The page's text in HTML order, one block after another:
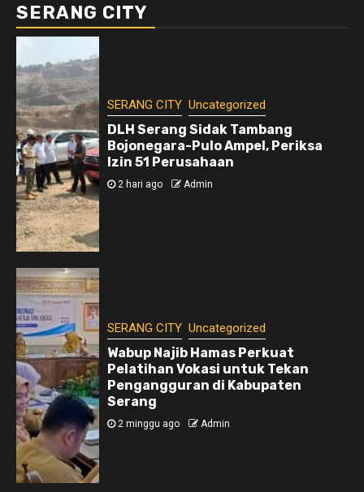
SERANG CITY
SERANG CITY Uncategorized
DLH Serang Sidak Tambang
Bojonegara-Pulo Ampel, Periksa
Izin 51 Perusahaan
2 hari ago Admin
SERANG CITY Uncategorized
Wabup Najib Hamas Perkuat
Pelatihan Vokasi untuk Tekan
Pengangguran di Kabupaten
Serang
2 minggu ago Admin